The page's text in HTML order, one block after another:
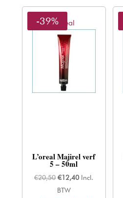
L'oreal
-39%
L’oreal Majirel verf
5 – 50ml
€20,50 Oorspronkelijke
prijs
€12,40Huidige
Incl.
BTW